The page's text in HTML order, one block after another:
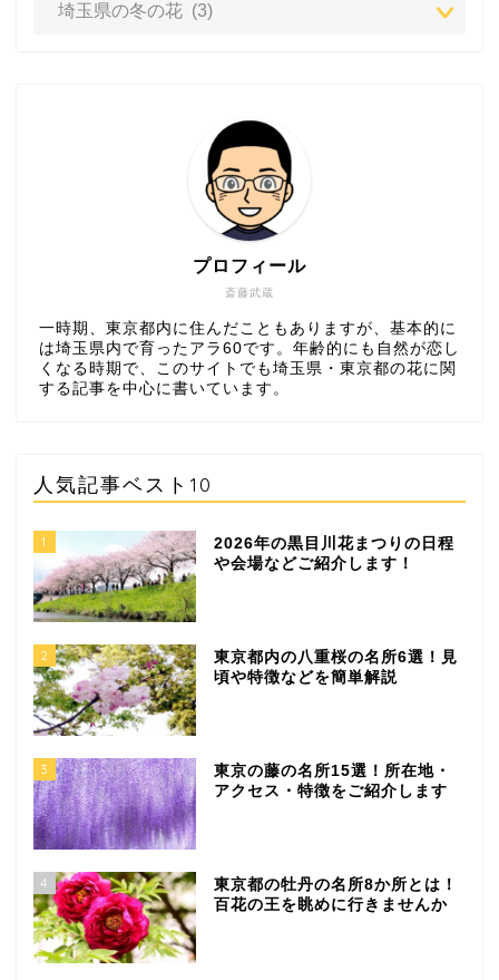
斎藤武蔵
プロフィール
一時期、東京都内に住んだこともありますが、基本的に
は埼玉県内で育ったアラ60です。年齢的にも自然が恋し
くなる時期で、このサイトでも埼玉県・東京都の花に関
する記事を中心に書いています。
人気記事ベスト10
1
2026年の黒目川花まつりの日程
や会場などご紹介します！
2
東京都内の八重桜の名所6選！見
頃や特徴などを簡単解説
3
東京の藤の名所15選！所在地・
アクセス・特徴をご紹介します
4
東京都の牡丹の名所8か所とは！
百花の王を眺めに行きませんか